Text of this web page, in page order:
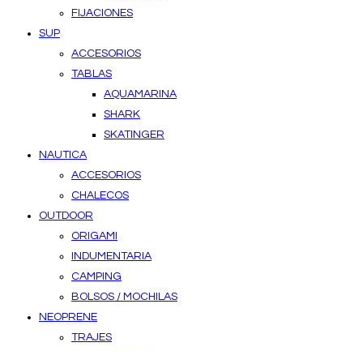
FIJACIONES
SUP
ACCESORIOS
TABLAS
AQUAMARINA
SHARK
SKATINGER
NAUTICA
ACCESORIOS
CHALECOS
OUTDOOR
ORIGAMI
INDUMENTARIA
CAMPING
BOLSOS / MOCHILAS
NEOPRENE
TRAJES